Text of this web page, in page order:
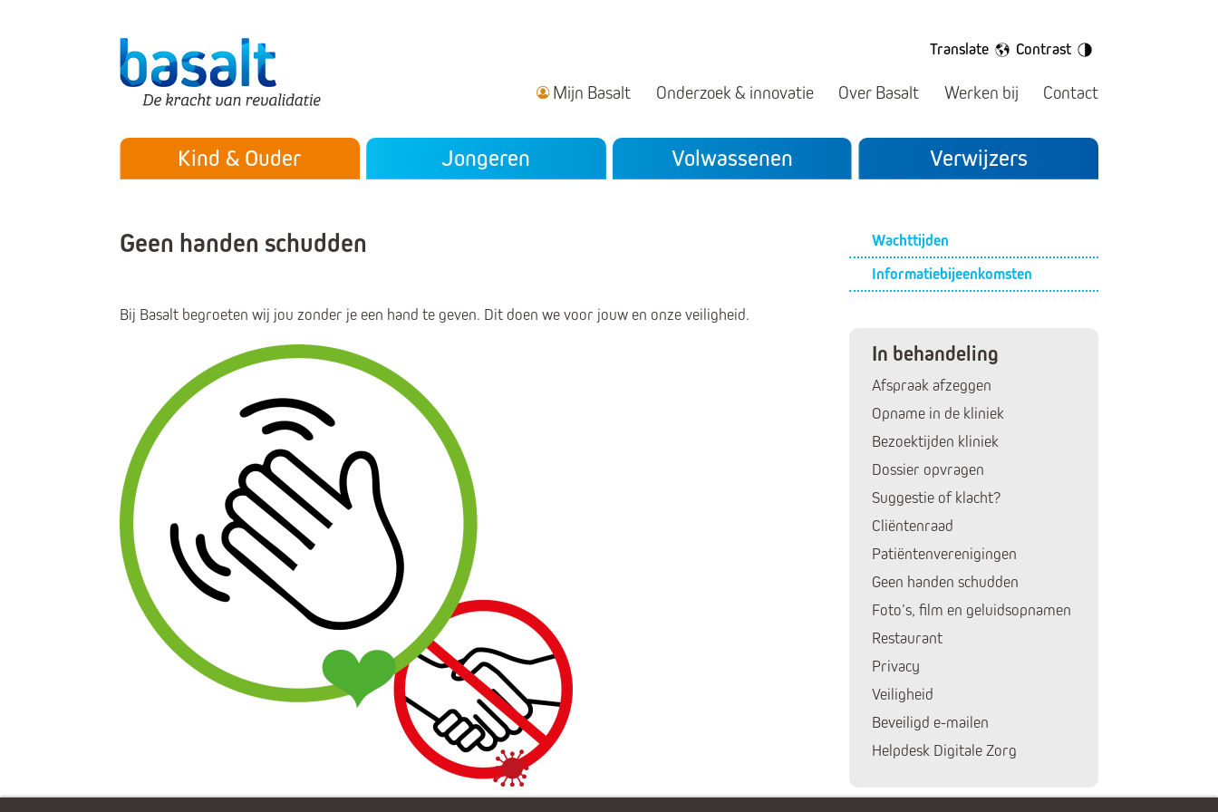
Translate
Contrast
Mijn Basalt Onderzoek & innovatie Over Basalt Werken bij Contact
Hoofdmenu
Kind & Ouder Jongeren Volwassenen Verwijzers
Geen handen schudden
Bij Basalt begroeten wij jou zonder je een hand te geven. Dit doen we voor jouw en onze veiligheid.
Submenu
Wachttijden
Informatiebijeenkomsten
In behandeling
Afspraak afzeggen
Opname in de kliniek
Bezoektijden kliniek
Dossier opvragen
Suggestie of klacht?
Cliëntenraad
Patiëntenverenigingen
Huidige pagina:
Geen handen schudden
Foto’s, film en geluidsopnamen
Restaurant
Privacy
Veiligheid
Beveiligd e-mailen
Helpdesk Digitale Zorg